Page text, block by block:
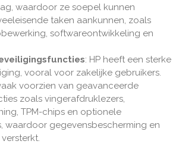
waardoor ze soepel kunnen
taken aankunnen, zoals
softwareontwikkeling en
: HP heeft een sterke
vooral voor zakelijke gebruikers.
voorzien van geavanceerde
zoals vingerafdruklezers,
TPM-chips en optionele
waardoor gegevensbescherming en